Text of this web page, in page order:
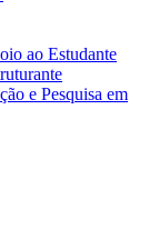
ao Estudante
e Pesquisa em